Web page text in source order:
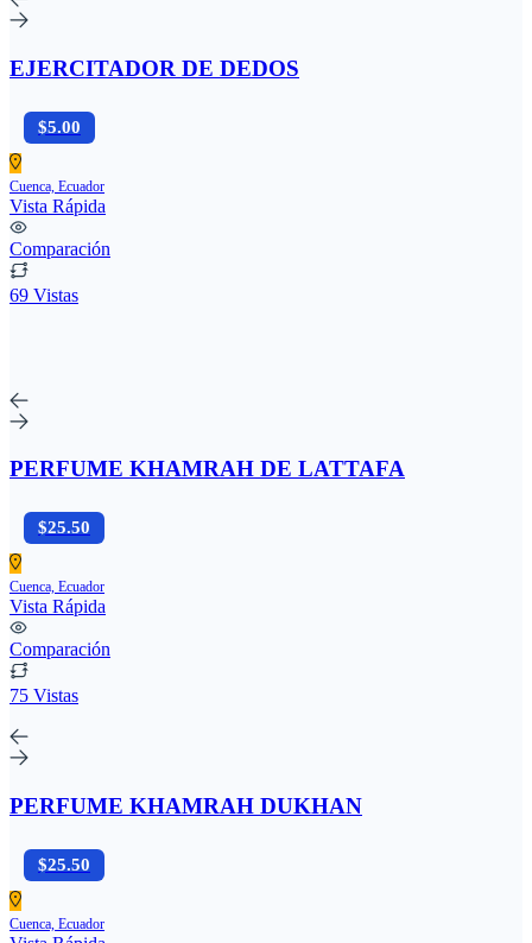
EJERCITADOR DE DEDOS
$5.00
Cuenca, Ecuador
Vista Rápida
Comparación
69 Vistas
PERFUME KHAMRAH DE LATTAFA
$25.50
Cuenca, Ecuador
Vista Rápida
Comparación
75 Vistas
PERFUME KHAMRAH DUKHAN
$25.50
Cuenca, Ecuador